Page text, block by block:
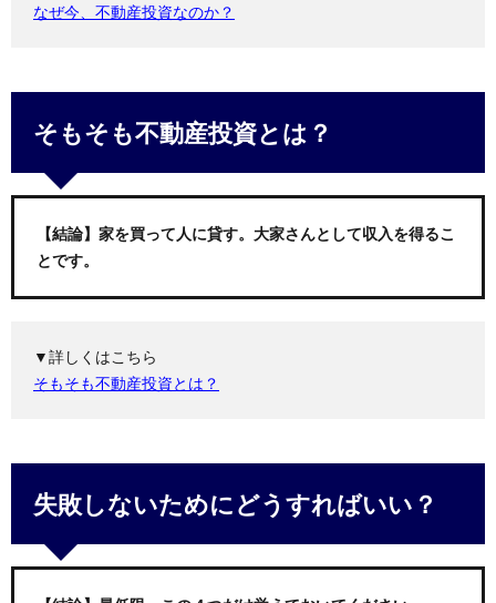
なぜ今、不動産投資なのか？
そもそも不動産投資とは？
【結論】家を買って人に貸す。大家さんとして収入を得るこ
とです。
▼詳しくはこちら
そもそも不動産投資とは？
失敗しないためにどうすればいい？